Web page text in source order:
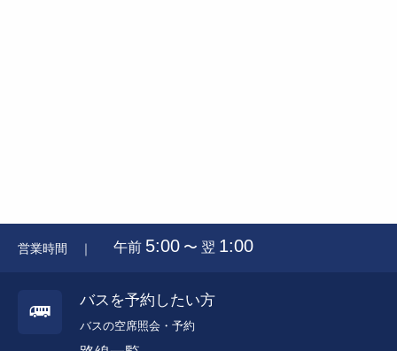
営業時間 ｜ 午前 5:00 〜 翌 1:00
バスを予約したい方
バスの空席照会・予約